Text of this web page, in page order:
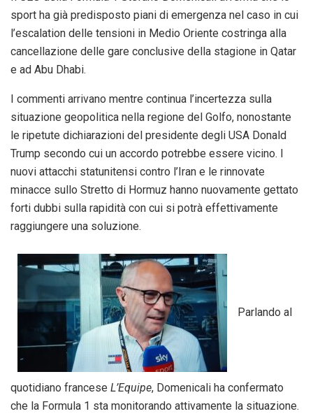
sport ha già predisposto piani di emergenza nel caso in cui
l’escalation delle tensioni in Medio Oriente costringa alla
cancellazione delle gare conclusive della stagione in Qatar
e ad Abu Dhabi.
I commenti arrivano mentre continua l’incertezza sulla
situazione geopolitica nella regione del Golfo, nonostante
le ripetute dichiarazioni del presidente degli USA Donald
Trump secondo cui un accordo potrebbe essere vicino. I
nuovi attacchi statunitensi contro l’Iran e le rinnovate
minacce sullo Stretto di Hormuz hanno nuovamente gettato
forti dubbi sulla rapidità con cui si potrà effettivamente
raggiungere una soluzione.
Parlando al
quotidiano francese L’Equipe, Domenicali ha confermato
che la Formula 1 sta monitorando attivamente la situazione.